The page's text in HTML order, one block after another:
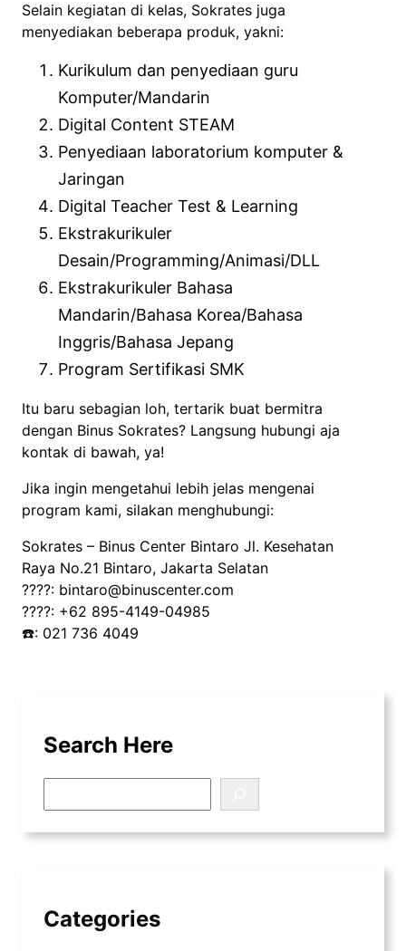
Selain kegiatan di kelas, Sokrates juga
menyediakan beberapa produk, yakni:
Kurikulum dan penyediaan guru
Komputer/Mandarin
Digital Content STEAM
Penyediaan laboratorium komputer &
Jaringan
Digital Teacher Test & Learning
Ekstrakurikuler
Desain/Programming/Animasi/DLL
Ekstrakurikuler Bahasa
Mandarin/Bahasa Korea/Bahasa
Inggris/Bahasa Jepang
Program Sertifikasi SMK
Itu baru sebagian loh, tertarik buat bermitra
dengan Binus Sokrates? Langsung hubungi aja
kontak di bawah, ya!
Jika ingin mengetahui lebih jelas mengenai
program kami, silakan menghubungi:
Sokrates – Binus Center Bintaro Jl. Kesehatan
Raya No.21 Bintaro, Jakarta Selatan
????: bintaro@binuscenter.com
????: +62 895-4149-04985
☎️: 021 736 4049
Search Here
e
a
Categories